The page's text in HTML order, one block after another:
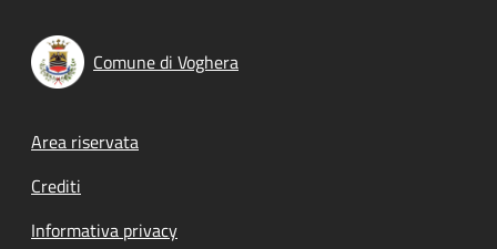
Comune di Voghera
Footer menu
Area riservata
Crediti
Informativa privacy